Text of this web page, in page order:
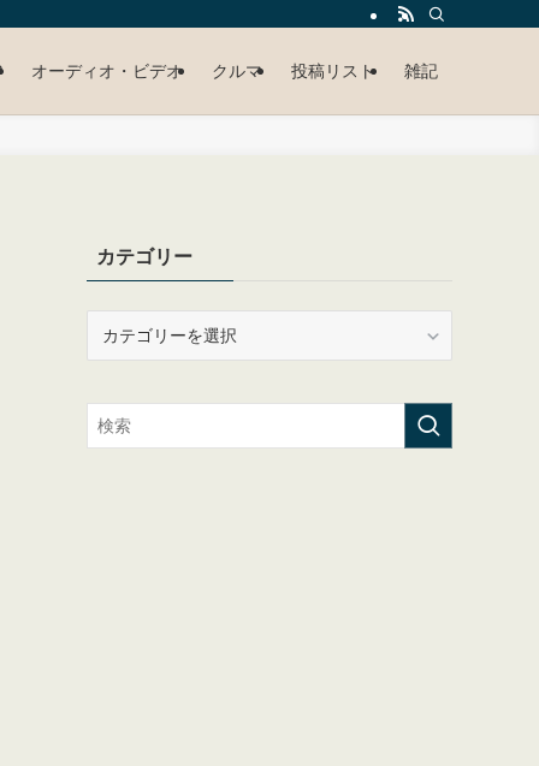
オーディオ・ビデオ クルマ 投稿リスト 雑記
カテゴリー
リ
ー